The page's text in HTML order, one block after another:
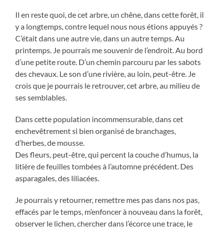
Il en reste quoi, de cet arbre, un chêne, dans cette forêt, il
y a longtemps, contre lequel nous nous étions appuyés ?
C’était dans une autre vie, dans un autre temps. Au
printemps. Je pourrais me souvenir de l’endroit. Au bord
d’une petite route. D’un chemin parcouru par les sabots
des chevaux. Le son d’une rivière, au loin, peut-être. Je
crois que je pourrais le retrouver, cet arbre, au milieu de
ses semblables.
Dans cette population incommensurable, dans cet
enchevêtrement si bien organisé de branchages,
d’herbes, de mousse.
Des fleurs, peut-être, qui percent la couche d’humus, la
litière de feuilles tombées à l’automne précédent. Des
asparagales, des liliacées.
Je pourrais y retourner, remettre mes pas dans nos pas,
effacés par le temps, m’enfoncer à nouveau dans la forêt,
observer le lichen, chercher dans l’écorce une trace, le